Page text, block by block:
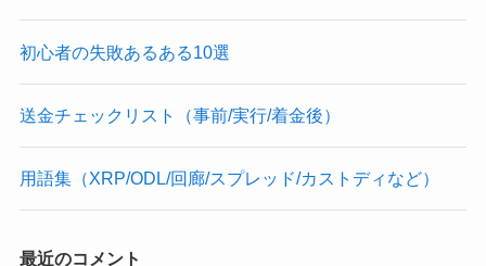
初心者の失敗あるある10選
送金チェックリスト（事前/実行/着金後）
用語集（XRP/ODL/回廊/スプレッド/カストディなど）
最近のコメント